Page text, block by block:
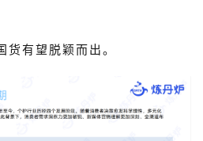
货有望脱颖而出。